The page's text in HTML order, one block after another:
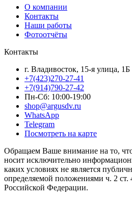
О компании
Контакты
Наши работы
Фотоотчёты
Контакты
г. Владивосток, 15-я улица, 1Б
+7(423)270-27-41
+7(914)790-27-42
Пн-Сб: 10:00-19:00
shop@argusdv.ru
WhatsApp
Telegram
Посмотреть на карте
Обращаем Ваше внимание на то,
носит исключительно
каких условиях не является
определяемой положениями ч. 2 ст.
Российской Федерации.